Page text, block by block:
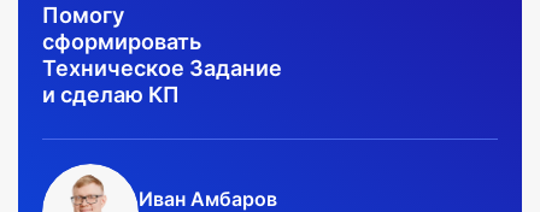
Помогу
сформировать
Техническое Задание
и сделаю КП
Иван Амбаров